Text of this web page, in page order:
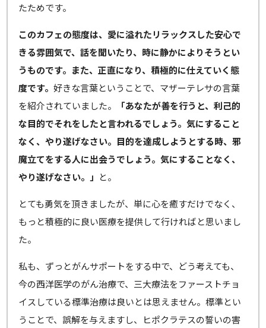
たためです。
このカフェの態度は、愛に溢れたリラックスした安心で
きる雰囲気で、話を聞いたり、時に静かによりそうとい
うものです。また、正直になり、積極的に仕えていく態
度です。好きな言葉ということで、マザーテレサの言葉
を紹介されていました。
「あなたが善を行うと、利己的
な目的でそれをしたと言われるでしょう。気にすること
なく、やり遂げなさい。目的を達成しようとする時、邪
魔立てをする人に出会うでしょう。気にすることなく、
やり遂げなさい。」 と。
とても勇気を頂きましたが、単に心を癒すだけでなく、
もっと積極的に良い医療を提供して行ければと思いまし
た。
私も、ずっとがんサポートをする中で、どう考えても、
今の西洋医学のがん治療で、三大療法をファーストチョ
イスしている標準治療は良いとは思えません。標準とい
うことで、誤解を与えますし、ヒポクラテスの誓いの害